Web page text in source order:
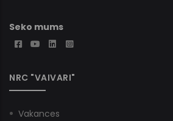
Seko mums
NRC "VAIVARI"
Vakances